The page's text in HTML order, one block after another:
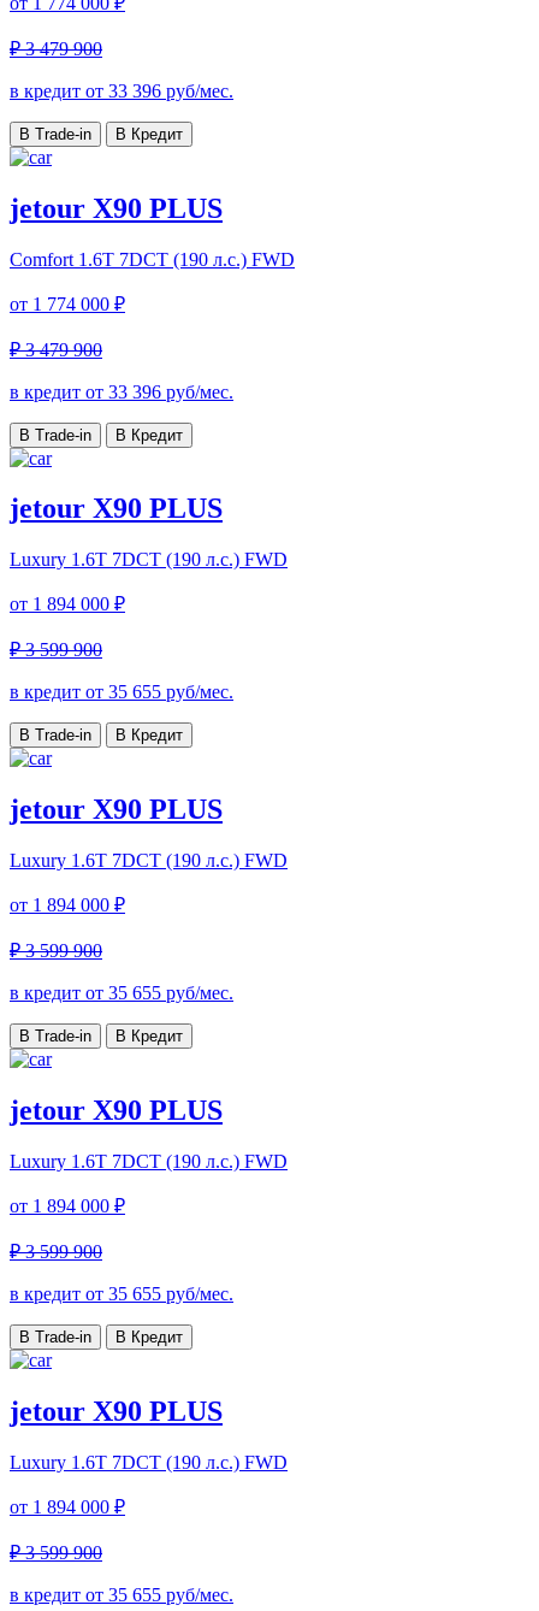
₽ 3 479 900
в кредит от 33 396 руб/мес.
В Trade-in В Кредит
jetour X90 PLUS
Comfort 1.6T 7DCT (190 л.с.) FWD
от 1 774 000 ₽
₽ 3 479 900
в кредит от 33 396 руб/мес.
В Trade-in В Кредит
jetour X90 PLUS
Luxury 1.6T 7DCT (190 л.с.) FWD
от 1 894 000 ₽
₽ 3 599 900
в кредит от 35 655 руб/мес.
В Trade-in В Кредит
jetour X90 PLUS
Luxury 1.6T 7DCT (190 л.с.) FWD
от 1 894 000 ₽
₽ 3 599 900
в кредит от 35 655 руб/мес.
В Trade-in В Кредит
jetour X90 PLUS
Luxury 1.6T 7DCT (190 л.с.) FWD
от 1 894 000 ₽
₽ 3 599 900
в кредит от 35 655 руб/мес.
В Trade-in В Кредит
jetour X90 PLUS
Luxury 1.6T 7DCT (190 л.с.) FWD
от 1 894 000 ₽
₽ 3 599 900
в кредит от 35 655 руб/мес.